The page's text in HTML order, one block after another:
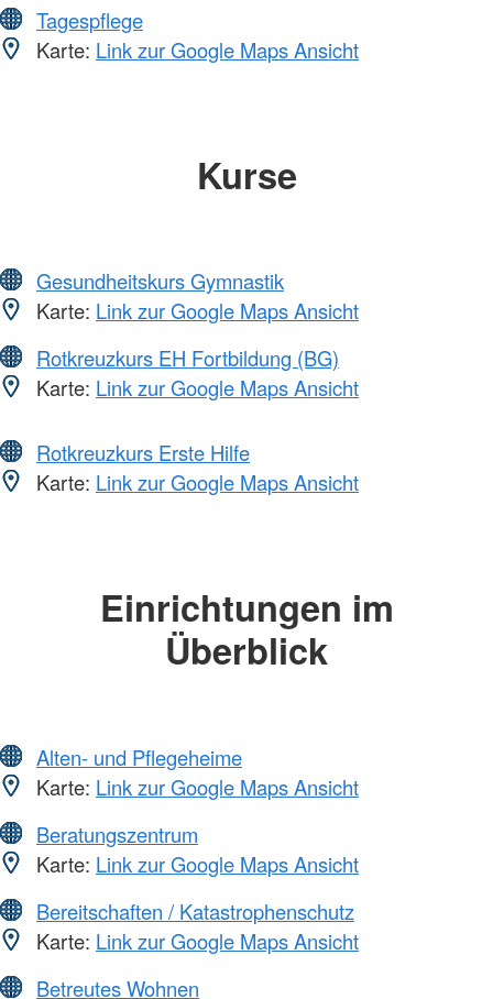
Tagespflege
Karte: Link zur Google Maps Ansicht
Kurse
Gesundheitskurs Gymnastik
Karte: Link zur Google Maps Ansicht
Rotkreuzkurs EH Fortbildung (BG)
Karte: Link zur Google Maps Ansicht
Rotkreuzkurs Erste Hilfe
Karte: Link zur Google Maps Ansicht
Einrichtungen im
Überblick
Alten- und Pflegeheime
Karte: Link zur Google Maps Ansicht
Beratungszentrum
Karte: Link zur Google Maps Ansicht
Bereitschaften / Katastrophenschutz
Karte: Link zur Google Maps Ansicht
Betreutes Wohnen